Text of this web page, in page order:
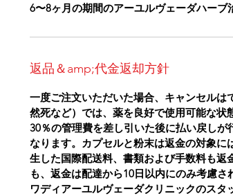
6〜8ヶ月の期間のアーユルヴェーダハーブ
返品＆amp;代金返却方針
一度ご注文いただいた場合、キャンセル
然死など）では、薬を良好で使用可能な状
30％の管理費を差し引いた後に払い戻し
なります。カプセルと粉末は返金の対象
生した国際配送料、書類および手数料も
も、返金は配達から10日以内にのみ考慮
ワディアーユルヴェーダクリニックのス